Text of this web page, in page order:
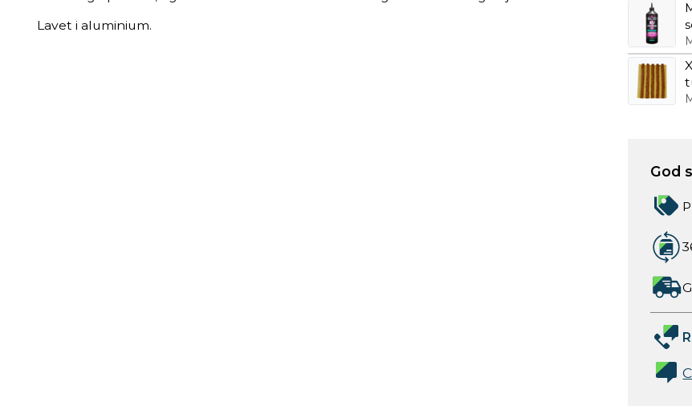
Lavet i aluminium.
God